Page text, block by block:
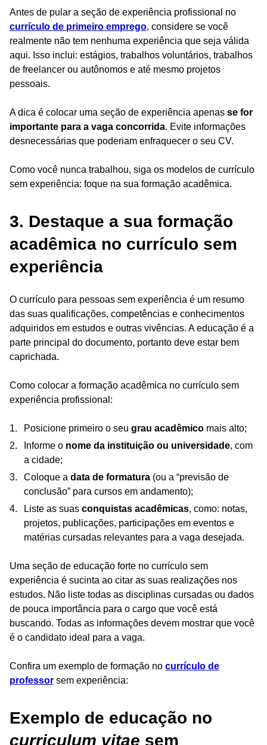
Antes de pular a seção de experiência profissional no
currículo de primeiro emprego, considere se você
realmente não tem nenhuma experiência que seja válida
aqui. Isso inclui: estágios, trabalhos voluntários, trabalhos
de freelancer ou autônomos e até mesmo projetos
pessoais.
A dica é colocar uma seção de experiência apenas se for
importante para a vaga concorrida. Evite informações
desnecessárias que poderiam enfraquecer o seu CV.
Como você nunca trabalhou, siga os modelos de currículo
sem experiência: foque na sua formação acadêmica.
3. Destaque a sua formação
acadêmica no currículo sem
experiência
O currículo para pessoas sem experiência é um resumo
das suas qualificações, competências e conhecimentos
adquiridos em estudos e outras vivências. A educação é a
parte principal do documento, portanto deve estar bem
caprichada.
Como colocar a formação acadêmica no currículo sem
experiência profissional:
Posicione primeiro o seu grau acadêmico mais alto;
Informe o nome da instituição ou universidade, com
a cidade;
Coloque a data de formatura (ou a “previsão de
conclusão” para cursos em andamento);
Liste as suas conquistas acadêmicas, como: notas,
projetos, publicações, participações em eventos e
matérias cursadas relevantes para a vaga desejada.
Uma seção de educação forte no currículo sem
experiência é sucinta ao citar as suas realizações nos
estudos. Não liste todas as disciplinas cursadas ou dados
de pouca importância para o cargo que você está
buscando. Todas as informações devem mostrar que você
é o candidato ideal para a vaga.
Confira um exemplo de formação no currículo de
professor sem experiência:
Exemplo de educação no
curriculum vitae sem